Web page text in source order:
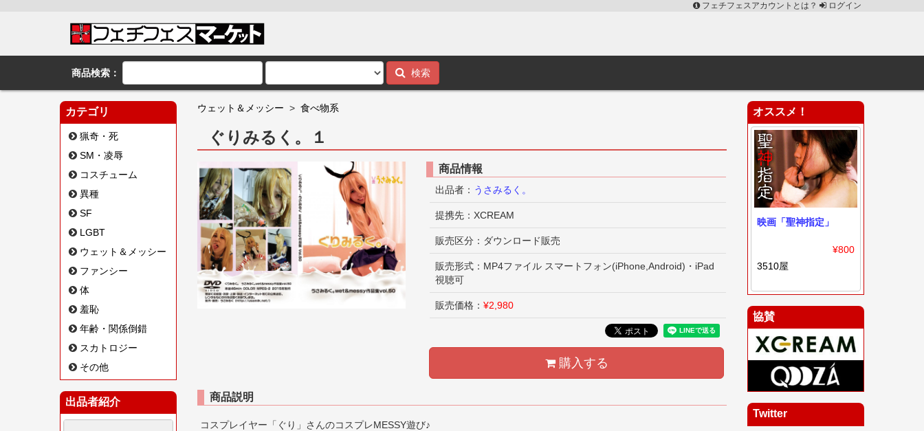
フェチフェスアカウントとは？ ログイン
商品検索： 検索
カテゴリ
猟奇・死
SM・凌辱
コスチューム
異種
SF
LGBT
ウェット＆メッシー
ファンシー
体
羞恥
年齢・関係倒錯
スカトロジー
その他
出品者紹介
ウェット＆メッシー > 食べ物系
ぐりみるく。１
商品情報
出品者： うさみるく。
提携先：XCREAM
販売区分：ダウンロード販売
販売形式：MP4ファイル スマートフォン(iPhone,Android)・iPad
視聴可
販売価格：¥2,980
購入する
商品説明
コスプレイヤー「ぐり」さんのコスプレMESSY遊び♪
オススメ！
映画「聖神指定」
¥800
3510屋
協賛
Twitter